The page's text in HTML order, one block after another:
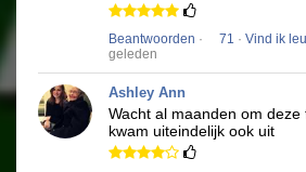
Beantwoorden · 71 · Vind ik
geleden
Ashley Ann
Wacht al maanden om deze
kwam uiteindelijk ook uit